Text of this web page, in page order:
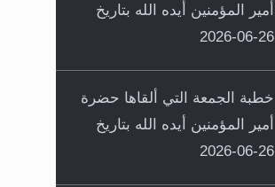
أمير المؤمنين أيده الله بتاريخ
26-06-2026
خطبة الجمعة التي ألقاها حضرة
أمير المؤمنين أيده الله بتاريخ
26-06-2026